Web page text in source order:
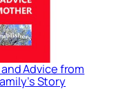
Advice from
Story